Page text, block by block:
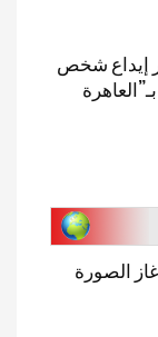
إيداع شخص
الصورة